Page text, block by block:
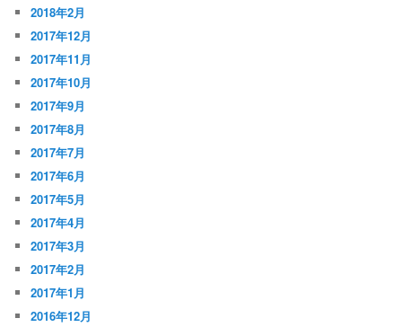
2018年2月
2017年12月
2017年11月
2017年10月
2017年9月
2017年8月
2017年7月
2017年6月
2017年5月
2017年4月
2017年3月
2017年2月
2017年1月
2016年12月